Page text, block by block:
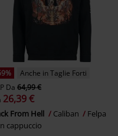
Anche in Taglie Forti
Da 64,99 €
26,39 €
From Hell Caliban
Felpa
cappuccio